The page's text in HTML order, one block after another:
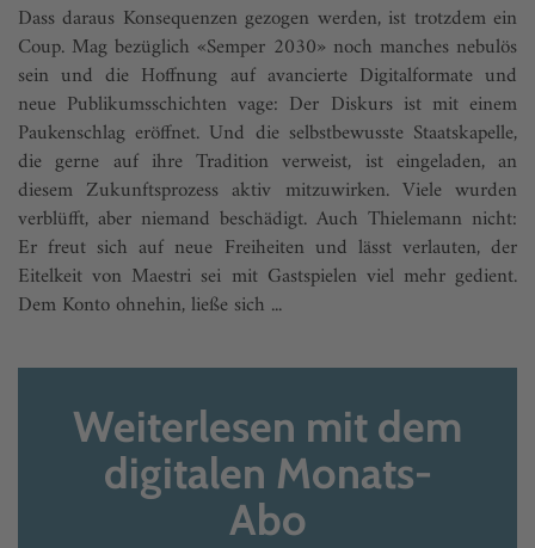
Dass daraus Konsequenzen gezogen werden, ist trotzdem ein
Coup. Mag bezüglich «Semper 2030» noch manches nebulös
sein und die Hoffnung auf avancierte Digitalformate und
neue Publikumsschichten vage: Der Diskurs ist mit einem
Paukenschlag eröffnet. Und die selbstbewusste Staatskapelle,
die gerne auf ihre Tradition verweist, ist eingeladen, an
diesem Zukunftsprozess aktiv mitzuwirken. Viele wurden
verblüfft, aber niemand beschädigt. Auch Thielemann nicht:
Er freut sich auf neue Freiheiten und lässt verlauten, der
Eitelkeit von Maestri sei mit Gastspielen viel mehr gedient.
Dem Konto ohnehin, ließe sich ...
Weiterlesen mit dem
digitalen Monats-
Abo